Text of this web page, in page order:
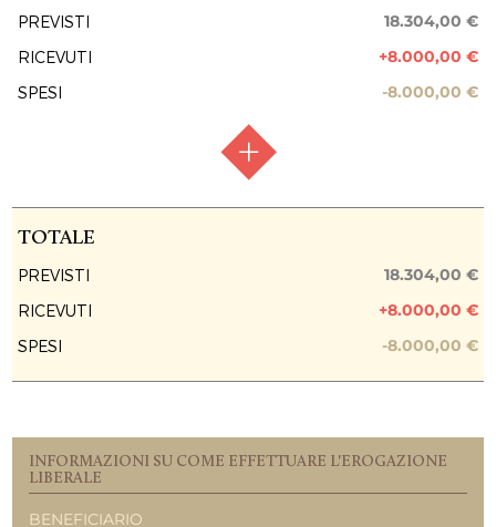
PREVISTI 18.304,00 €
RICEVUTI +8.000,00 €
SPESI -8.000,00 €
PREVISIONE COSTO TOTALE DELL’INTERVENTO
8.000,00 €
REPORT UTILIZZO MENSILE DELLE
EROGAZIONI
TOTALE
PREVISTI 18.304,00 €
RICEVUTI +8.000,00 €
SPESI -8.000,00 €
INFORMAZIONI SU COME EFFETTUARE L'EROGAZIONE
LIBERALE
BENEFICIARIO